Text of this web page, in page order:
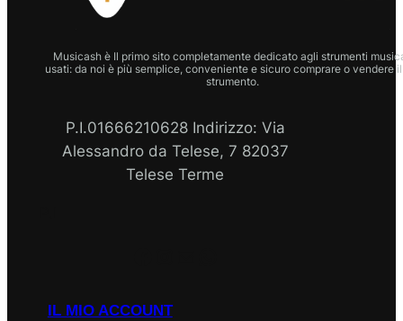
Musicash è Il primo sito completamente dedicato agli strumenti
usati: da noi è più semplice, conveniente e sicuro comprare o vendere
strumento.
P.I.01666210628 Indirizzo: Via
Alessandro da Telese, 7 82037
Telese Terme
IL MIO ACCOUNT